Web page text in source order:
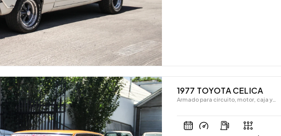
1977 TOYOTA CELICA
Armado para circuito, motor, caja y…